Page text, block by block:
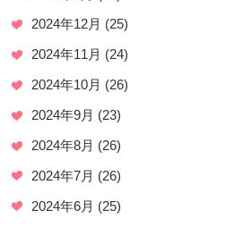
2024年12月 (25)
2024年11月 (24)
2024年10月 (26)
2024年9月 (23)
2024年8月 (26)
2024年7月 (26)
2024年6月 (25)